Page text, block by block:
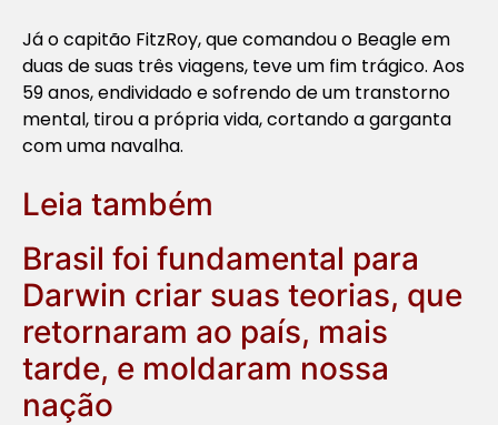
Já o capitão FitzRoy, que comandou o Beagle em
duas de suas três viagens, teve um fim trágico. Aos
59 anos, endividado e sofrendo de um transtorno
mental, tirou a própria vida, cortando a garganta
com uma navalha.
Leia também
Brasil foi fundamental para
Darwin criar suas teorias, que
retornaram ao país, mais
tarde, e moldaram nossa
nação